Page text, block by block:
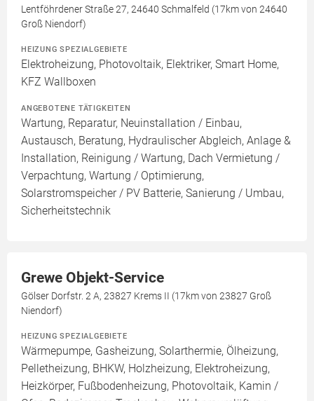
Lentföhrdener Straße 27, 24640 Schmalfeld (17km von 24640
Groß Niendorf)
HEIZUNG SPEZIALGEBIETE
Elektroheizung, Photovoltaik, Elektriker, Smart Home,
KFZ Wallboxen
ANGEBOTENE TÄTIGKEITEN
Wartung, Reparatur, Neuinstallation / Einbau,
Austausch, Beratung, Hydraulischer Abgleich, Anlage &
Installation, Reinigung / Wartung, Dach Vermietung /
Verpachtung, Wartung / Optimierung,
Solarstromspeicher / PV Batterie, Sanierung / Umbau,
Sicherheitstechnik
Grewe Objekt-Service
Gölser Dorfstr. 2 A, 23827 Krems II (17km von 23827 Groß
Niendorf)
HEIZUNG SPEZIALGEBIETE
Wärmepumpe, Gasheizung, Solarthermie, Ölheizung,
Pelletheizung, BHKW, Holzheizung, Elektroheizung,
Heizkörper, Fußbodenheizung, Photovoltaik, Kamin /